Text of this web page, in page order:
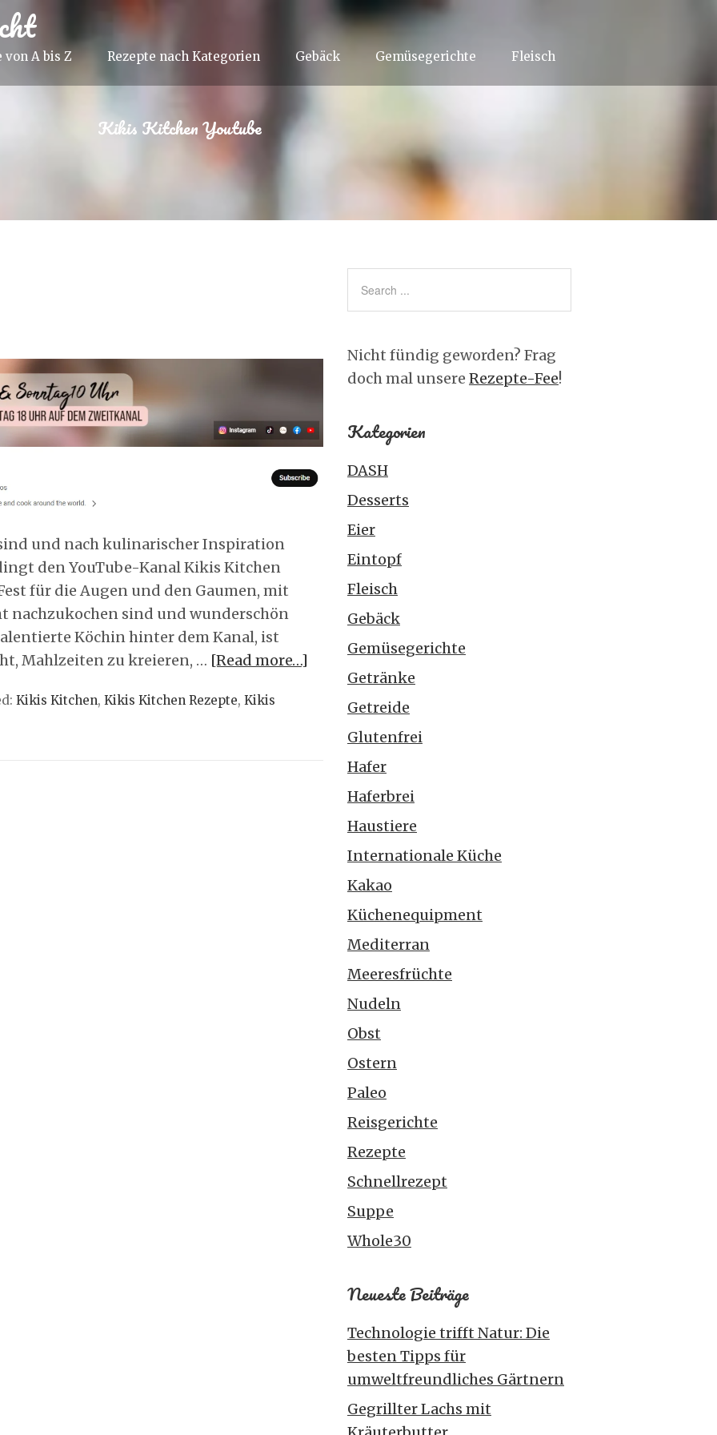
von A bis Z Rezepte nach Kategorien Gebäck Gemüsegerichte Fleisch
Kikis Kitchen Youtube
und nach kulinarischer Inspiration
den YouTube-Kanal Kikis Kitchen
für die Augen und den Gaumen, mit
nachzukochen sind und wunderschön
Köchin hinter dem Kanal, ist
Mahlzeiten zu kreieren, … [Read more…]
Kikis Kitchen, Kikis Kitchen Rezepte, Kikis
Nicht fündig geworden? Frag
doch mal unsere Rezepte-Fee!
Kategorien
DASH
Desserts
Eier
Eintopf
Fleisch
Gebäck
Gemüsegerichte
Getränke
Getreide
Glutenfrei
Hafer
Haferbrei
Haustiere
Internationale Küche
Kakao
Küchenequipment
Mediterran
Meeresfrüchte
Nudeln
Obst
Ostern
Paleo
Reisgerichte
Rezepte
Schnellrezept
Suppe
Whole30
Neueste Beiträge
Technologie trifft Natur: Die
besten Tipps für
umweltfreundliches Gärtnern
Gegrillter Lachs mit